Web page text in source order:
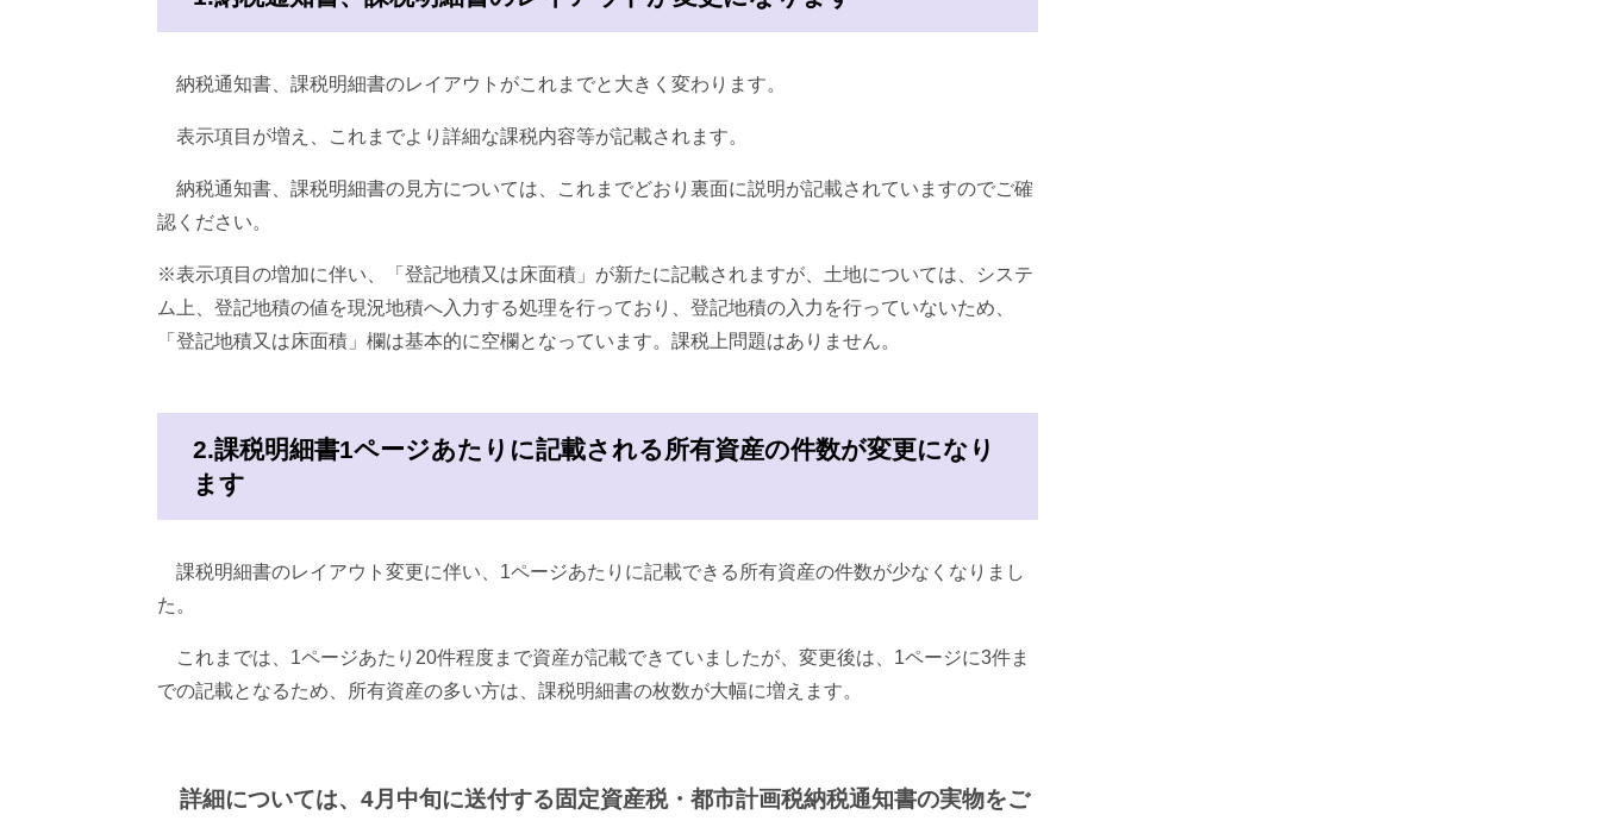
納税通知書、課税明細書のレイアウトがこれまでと大きく変わります。
表示項目が増え、これまでより詳細な課税内容等が記載されます。
納税通知書、課税明細書の見方については、これまでどおり裏面に説明が記載されていますのでご確
認ください。
※表示項目の増加に伴い、「登記地積又は床面積」が新たに記載されますが、土地については、システ
ム上、登記地積の値を現況地積へ入力する処理を行っており、登記地積の入力を行っていないため、
「登記地積又は床面積」欄は基本的に空欄となっています。課税上問題はありません。
2.課税明細書1ページあたりに記載される所有資産の件数が変更になり
ます
課税明細書のレイアウト変更に伴い、1ページあたりに記載できる所有資産の件数が少なくなりまし
た。
これまでは、1ページあたり20件程度まで資産が記載できていましたが、変更後は、1ページに3件ま
での記載となるため、所有資産の多い方は、課税明細書の枚数が大幅に増えます。
詳細については、4月中旬に送付する固定資産税・都市計画税納税通知書の実物をご